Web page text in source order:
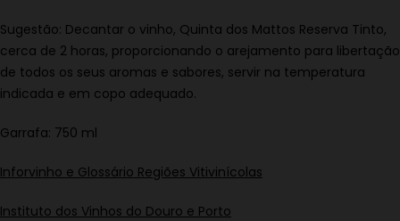
Sugestão: Decantar o vinho, Quinta dos Mattos Reserva Tinto,
cerca de 2 horas, proporcionando o arejamento para libertação
de todos os seus aromas e sabores, servir na temperatura
indicada e em copo adequado.
Garrafa: 750 ml
Inforvinho e Glossário Regiões Vitivinícolas
Instituto dos Vinhos do Douro e Porto